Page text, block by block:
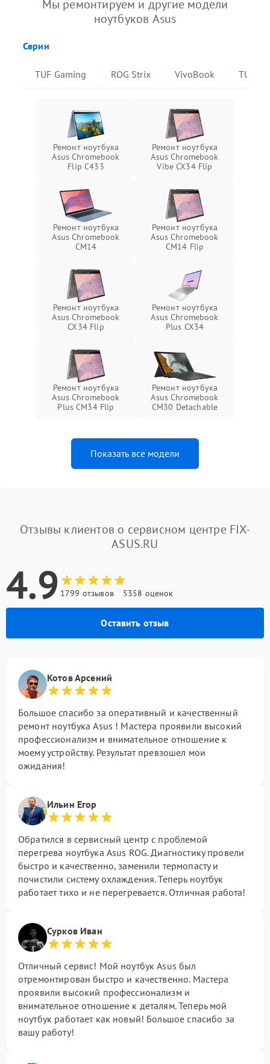
Мы ремонтируем и другие модели
ноутбуков Asus
Серии
TUF Gaming ROG Strix VivoBook TUF
Ремонт ноутбука
Asus Chromebook
Flip C433
Ремонт ноутбука
Asus Chromebook
Vibe CX34 Flip
Ремонт ноутбука
Asus Chromebook
CM14
Ремонт ноутбука
Asus Chromebook
CM14 Flip
Ремонт ноутбука
Asus Chromebook
CX34 Flip
Ремонт ноутбука
Asus Chromebook
Plus CX34
Ремонт ноутбука
Asus Chromebook
Plus CM34 Flip
Ремонт ноутбука
Asus Chromebook
CM30 Detachable
Показать все модели
Отзывы клиентов о сервисном центре FIX-
ASUS.RU
4.9 1799 отзывов 5358 оценок
Оставить отзыв
Котов Арсений
Большое спасибо за оперативный и качественный
ремонт ноутбука Asus ! Мастера проявили высокий
профессионализм и внимательное отношение к
моему устройству. Результат превзошел мои
ожидания!
Ильин Егор
Обратился в сервисный центр с проблемой
перегрева ноутбука Asus ROG. Диагностику провели
быстро и качественно, заменили термопасту и
почистили систему охлаждения. Теперь ноутбук
работает тихо и не перегревается. Отличная работа!
Сурков Иван
Отличный сервис! Мой ноутбук Asus был
отремонтирован быстро и качественно. Мастера
проявили высокий профессионализм и
внимательное отношение к деталям. Теперь мой
ноутбук работает как новый! Большое спасибо за
вашу работу!